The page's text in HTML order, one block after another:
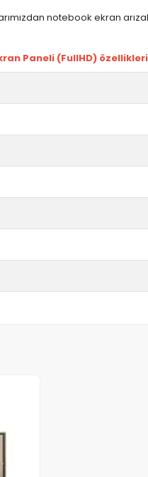
notebook ekran
Paneli (FullHD)